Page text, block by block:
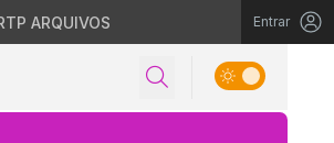
ARQUIVOS Entrar